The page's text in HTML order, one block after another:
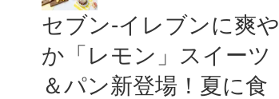
セブン‐イレブンに爽や
か「レモン」スイーツ
＆パン新登場！夏に食